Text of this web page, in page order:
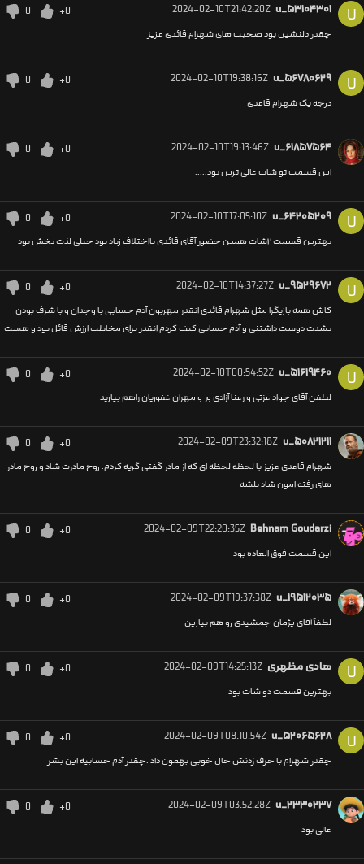
U u_۵۳۱۰۴۳۰۱ 2024-02-10T21:42:20Z
+0
0
چقدر دلنشین بود صحبت های شهرام قائدی عزیز
U u_۵۶۷۸۰۶۲۹ 2024-02-10T19:38:16Z
+0
0
درجه یک شهرام قاعدی
u_۶۱۸۵۷۵۶۴ 2024-02-10T19:13:46Z
+0
0
این قسمت تو شات عالی ترین بود.....
U u_۶۴۲۰۵۲۰۹ 2024-02-10T17:05:10Z
+0
0
بهترین قسمت ۲شات همین حضور آقای قائدی بااختلاف زیاد بود خیلی لذت بخش بود
U u_۹۵۲۹۶۷۲ 2024-02-10T14:37:27Z
+0
0
کاش همه بازیگرا مثل شهرام قائدی انقدر مهربون آدم حسابی با وجدان و با شرف بودن
بشدت دوست داشتنی و آدم حسابی کیف کردم انقدر برای مخاطب ارزش قائل بود و هست
U u_۵۱۶۱۹۴۶۰ 2024-02-10T00:54:52Z
+0
0
لطفن آقای جواد عزتی و رعنا آزادی ور و مهران غفوریان راهم بیارید
u_۵۰۸۲۱۲۱۱ 2024-02-09T23:32:18Z
+0
0
شهرام قاعدی عزیز با لحظه لحظه ای که از مادر گفتی گریه کردم. روح مادرت شاد و روح مادر
های رفته امون شاد بلشه
Behnam Goudarzi
2024-02-09T22:20:35Z
+0
0
این قسمت فوق العاده بود
u_۱۹۵۱۲۰۳۵ 2024-02-09T19:37:38Z
+0
0
لطفاً آقای پژمان جمشیدی رو هم بیارین
U هادی مظهری 2024-02-09T14:25:13Z
+0
0
بهترین قسمت دو شات بود
U u_۵۲۰۶۵۶۲۸ 2024-02-09T08:10:54Z
+0
0
چقدر شهرام با حرف زدنش حال خوبی بهمون داد .چقدر آدم حسابیه این بشر
u_۲۳۳۰۲۳۷ 2024-02-09T03:52:28Z
+0
0
عالي بود